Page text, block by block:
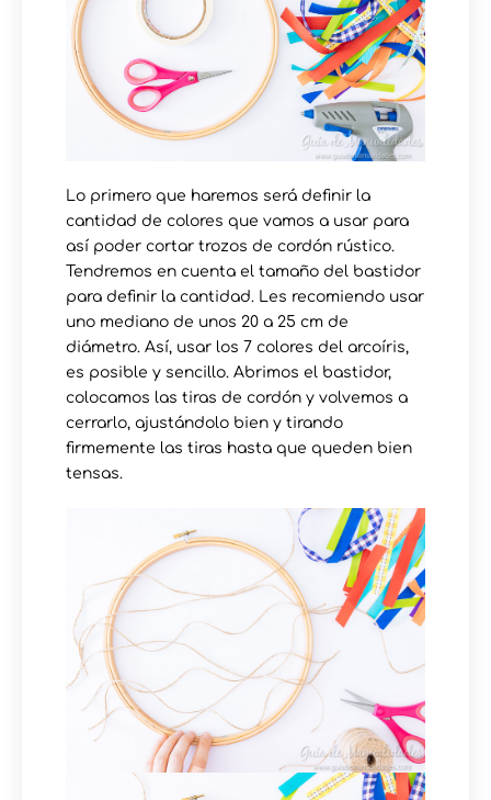
Lo primero que haremos será definir la
cantidad de colores que vamos a usar para
así poder cortar trozos de cordón rústico.
Tendremos en cuenta el tamaño del bastidor
para definir la cantidad. Les recomiendo usar
uno mediano de unos 20 a 25 cm de
diámetro. Así, usar los 7 colores del arcoíris,
es posible y sencillo. Abrimos el bastidor,
colocamos las tiras de cordón y volvemos a
cerrarlo, ajustándolo bien y tirando
firmemente las tiras hasta que queden bien
tensas.